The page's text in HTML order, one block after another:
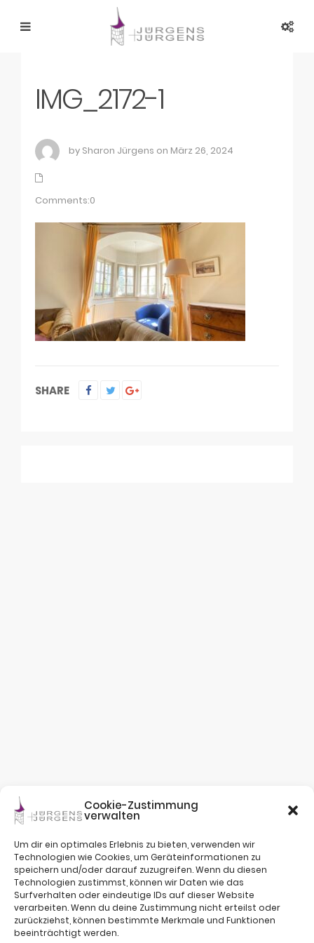
Cookie-Zustimmung
verwalten
Um dir ein optimales Erlebnis zu bieten, verwenden wir
Technologien wie Cookies, um Geräteinformationen zu
speichern und/oder darauf zuzugreifen. Wenn du diesen
Technologien zustimmst, können wir Daten wie das
Surfverhalten oder eindeutige IDs auf dieser Website
verarbeiten. Wenn du deine Zustimmung nicht erteilst oder
zurückziehst, können bestimmte Merkmale und Funktionen
beeinträchtigt werden.
IMG_2172-1
by Sharon Jürgens on März 26, 2024
Comments:0
SHARE